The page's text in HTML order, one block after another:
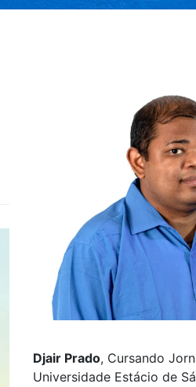
Djair Prado, Cursando
Universidade Estácio de